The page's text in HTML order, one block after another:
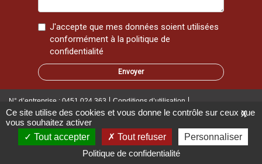
J'accepte que mes données soient utilisées
conformément à la politique de
confidentialité
N° d’entreprise : 0451.024.363 Conditions d’utilisation
Politique de confidentialité
Ce site a été réalisé par Black Hillset Stanygraphics © 2026 - Tous droits
X
Ce site utilise des cookies et vous donne le contrôle sur ceux que
vous souhaitez activer
Tout accepter
Tout refuser
Personnaliser
Politique de confidentialité